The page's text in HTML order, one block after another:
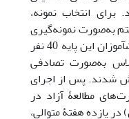
98 نفر بود. برای انتخاب نمونه،
به‌صورت نمونه‌گیری
هدفمند انتخاب شد که تعداد دانش­آموزان این پایه 40 نفر
دو کلاس به‌صورت تصادفی
شدند. پس از اجرای
مطالعۀ­ آزاد در
(60دقیقه‌ای) در یازده هفتۀ متوالی،